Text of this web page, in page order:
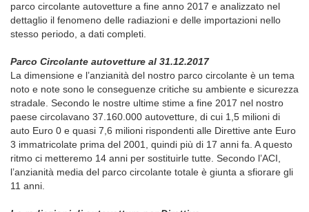
parco circolante autovetture a fine anno 2017 e analizzato nel
dettaglio il fenomeno delle radiazioni e delle importazioni nello
stesso periodo, a dati completi.
Parco Circolante autovetture al 31.12.2017
La dimensione e l’anzianità del nostro parco circolante è un tema
noto e note sono le conseguenze critiche su ambiente e sicurezza
stradale. Secondo le nostre ultime stime a fine 2017 nel nostro
paese circolavano 37.160.000 autovetture, di cui 1,5 milioni di
auto Euro 0 e quasi 7,6 milioni rispondenti alle Direttive ante Euro
3 immatricolate prima del 2001, quindi più di 17 anni fa. A questo
ritmo ci metteremo 14 anni per sostituirle tutte. Secondo l’ACI,
l’anzianità media del parco circolante totale è giunta a sfiorare gli
11 anni.